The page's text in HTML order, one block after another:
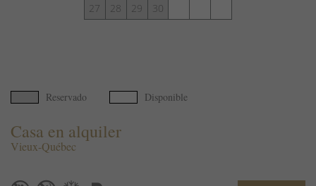
27
28 29 30
Reservado Disponible
Casa en alquiler
Vieux-Québec